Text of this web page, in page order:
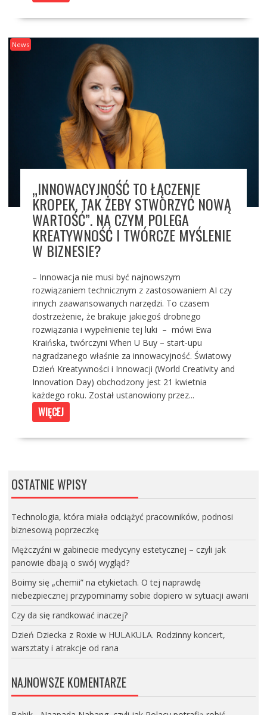
News
„INNOWACYJNOŚĆ TO ŁĄCZENIE
KROPEK, TAK ŻEBY STWORZYĆ NOWĄ
WARTOŚĆ”. NA CZYM POLEGA
KREATYWNOŚĆ I TWÓRCZE MYŚLENIE
W BIZNESIE?
– Innowacja nie musi być najnowszym
rozwiązaniem technicznym z zastosowaniem AI czy
innych zaawansowanych narzędzi. To czasem
dostrzeżenie, że brakuje jakiegoś drobnego
rozwiązania i wypełnienie tej luki – mówi Ewa
Kraińska, twórczyni When U Buy – start-upu
nagradzanego właśnie za innowacyjność. Światowy
Dzień Kreatywności i Innowacji (World Creativity and
Innovation Day) obchodzony jest 21 kwietnia
każdego roku. Został ustanowiony przez...
WIĘCEJ
OSTATNIE WPISY
Technologia, która miała odciążyć pracowników, podnosi
biznesową poprzeczkę
Mężczyźni w gabinecie medycyny estetycznej – czyli jak
panowie dbają o swój wygląd?
Boimy się „chemii” na etykietach. O tej naprawdę
niebezpiecznej przypominamy sobie dopiero w sytuacji awarii
Czy da się randkować inaczej?
Dzień Dziecka z Roxie w HULAKULA. Rodzinny koncert,
warsztaty i atrakcje od rana
NAJNOWSZE KOMENTARZE